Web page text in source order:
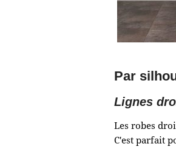
Par
Lignes
Les robes
C'est parfait